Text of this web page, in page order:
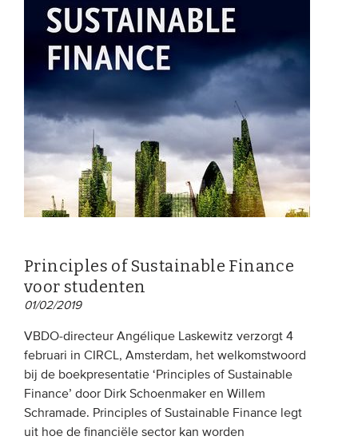
Principles of Sustainable Finance
voor studenten
01/02/2019
VBDO-directeur Angélique Laskewitz verzorgt 4
februari in CIRCL, Amsterdam, het welkomstwoord
bij de boekpresentatie ‘Principles of Sustainable
Finance’ door Dirk Schoenmaker en Willem
Schramade. Principles of Sustainable Finance legt
uit hoe de financiële sector kan worden